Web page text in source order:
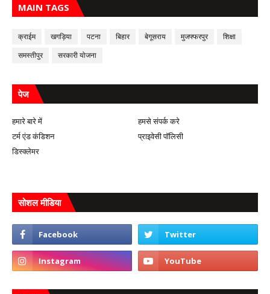
MAIN TAGS
क्राईम खगड़िया पटना बिहार बेगूसराय मुजफ्फरपुर
शिक्षा
समस्तीपुर
सरकारी योजना
पेज
हमारे बारे में
हमसे संपर्क करे
टर्म एंड कंडिशन
प्राइवेसी पॉलिसी
डिस्क्लेमर
सोशल मीडिया